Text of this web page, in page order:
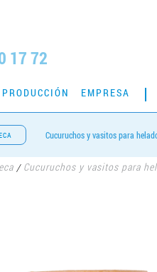
17 72
PRODUCCIÓN EMPRESA
Cucuruchos y vasitos para
/ Cucuruchos y vasitos para